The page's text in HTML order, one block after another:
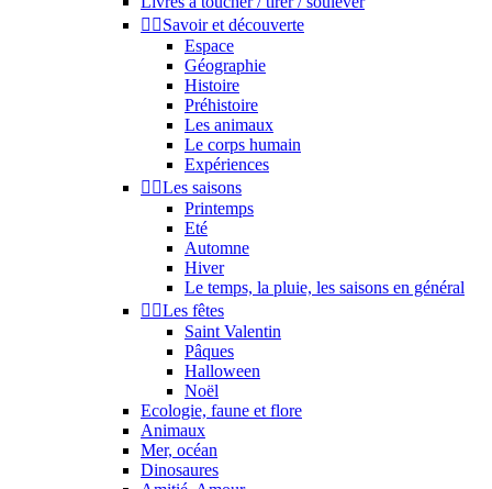
 Savoir et découverte
Espace
Géographie
Histoire
Préhistoire
Les animaux
Le corps humain
Expériences
 Les saisons
Printemps
Eté
Automne
Hiver
Le temps, la pluie, les saisons en général
 Les fêtes
Saint Valentin
Pâques
Halloween
Noël
Ecologie, faune et flore
Animaux
Mer, océan
Dinosaures